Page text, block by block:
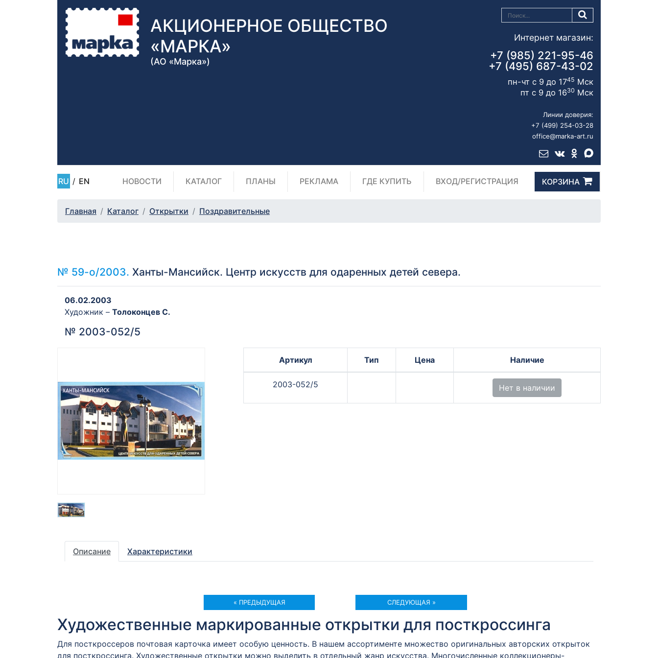
АКЦИОНЕРНОЕ ОБЩЕСТВО
«МАРКА»
(АО «Марка»)
Интернет магазин:
+7 (985) 221-95-46
+7 (495) 687-43-02
пн-чт с 9 до 1745 Мск
пт с 9 до 1630 Мск
Линии доверия:
+7 (499) 254-03-28
office@marka-art.ru
RU / EN НОВОСТИ КАТАЛОГ ПЛАНЫ РЕКЛАМА ГДЕ КУПИТЬ ВХОД/РЕГИСТРАЦИЯ КОРЗИНА
Главная Каталог Открытки Поздравительные
№ 59-о/2003. Ханты-Мансийск. Центр искусств для одаренных детей севера.
06.02.2003
Художник – Толоконцев С.
№ 2003-052/5
Артикул Тип Цена Наличие
2003-052/5 Нет в наличии
Описание Характеристики
« ПРЕДЫДУЩАЯ СЛЕДУЮЩАЯ »
Художественные маркированные открытки для посткроссинга
Для посткроссеров почтовая карточка имеет особую ценность. В нашем ассортименте множество оригинальных авторских открыток
для посткроссинга. Художественные открытки можно выделить в отдельный жанр искусства. Многочисленные коллекционеры-